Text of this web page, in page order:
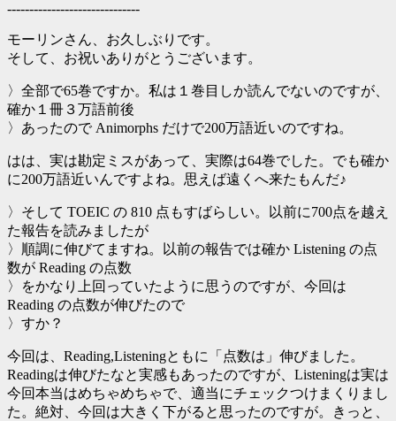
------------------------------
モーリンさん、お久しぶりです。
そして、お祝いありがとうございます。
〉全部で65巻ですか。私は１巻目しか読んでないのですが、
確か１冊３万語前後
〉あったので Animorphs だけで200万語近いのですね。
はは、実は勘定ミスがあって、実際は64巻でした。でも確か
に200万語近いんですよね。思えば遠くへ来たもんだ♪
〉そして TOEIC の 810 点もすばらしい。以前に700点を越え
た報告を読みましたが
〉順調に伸びてますね。以前の報告では確か Listening の点
数が Reading の点数
〉をかなり上回っていたように思うのですが、今回は
Reading の点数が伸びたので
〉すか？
今回は、Reading,Listeningともに「点数は」伸びました。
Readingは伸びたなと実感もあったのですが、Listeningは実は
今回本当はめちゃめちゃで、適当にチェックつけまくりまし
た。絶対、今回は大きく下がると思ったのですが。きっと、